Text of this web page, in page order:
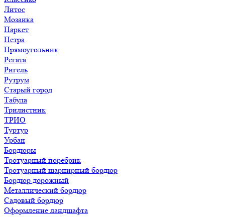
Литос
Мозаика
Паркет
Петра
Прямоугольник
Регата
Ригель
Рутрум
Старый город
Табула
Трилистник
ТРИО
Туртур
Урбан
Бордюры
Тротуарный поребрик
Тротуарный шарнирный бордюр
Бордюр дорожный
Металлический бордюр
Садовый бордюр
Оформление ландшафта